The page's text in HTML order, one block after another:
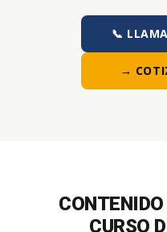
📞
→
CURSO